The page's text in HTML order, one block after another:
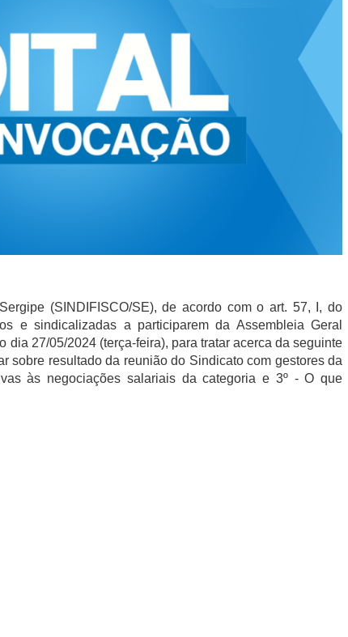
(SINDIFISCO/SE), de acordo com o art. 57, I, do
e sindicalizadas a participarem da Assembleia Geral
dia 27/05/2024 (terça-feira), para tratar acerca da seguinte
sobre resultado da reunião do Sindicato com gestores da
às negociações salariais da categoria e 3º - O que